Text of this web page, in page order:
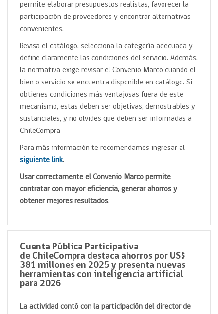
permite elaborar presupuestos realistas, favorecer la
participación de proveedores y encontrar alternativas
convenientes.
Revisa el catálogo, selecciona la categoría adecuada y
define claramente las condiciones del servicio. Además,
la normativa exige revisar el Convenio Marco cuando el
bien o servicio se encuentra disponible en catálogo. Si
obtienes condiciones más ventajosas fuera de este
mecanismo, estas deben ser objetivas, demostrables y
sustanciales, y no olvides que deben ser informadas a
ChileCompra
Para más información te recomendamos ingresar al
siguiente link.
Usar correctamente el Convenio Marco permite
contratar con mayor eficiencia, generar ahorros y
obtener mejores resultados.
Cuenta Pública Participativa
de ChileCompra destaca ahorros por US$
381 millones en 2025 y presenta nuevas
herramientas con inteligencia artificial
para 2026
La actividad contó con la participación del director de